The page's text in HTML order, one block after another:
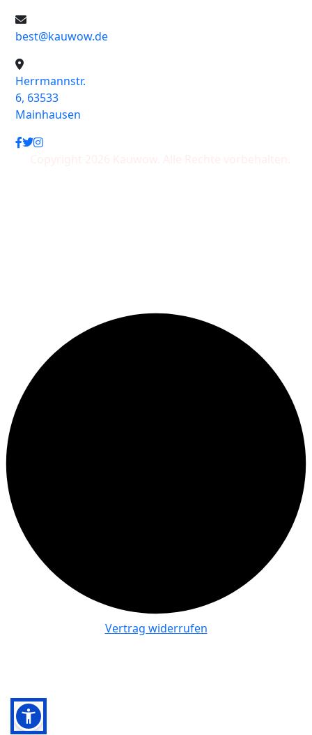
best@kauwow.de
Herrmannstr.
6, 63533
Mainhausen
Vertrag widerrufen